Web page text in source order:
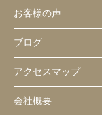
お客様の声
ブログ
アクセスマップ
会社概要